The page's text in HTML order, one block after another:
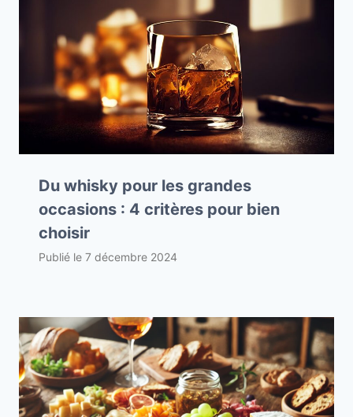
Du whisky pour les grandes
occasions : 4 critères pour bien
choisir
Publié le 7 décembre 2024